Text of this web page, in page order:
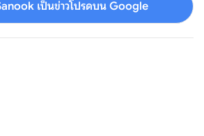
เป็นข่าวโปรดบน Google